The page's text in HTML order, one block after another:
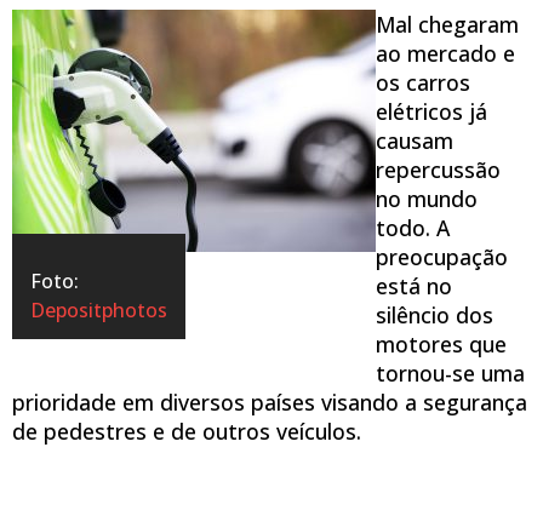
Foto:
Depositphotos
Mal chegaram
ao mercado e
os carros
elétricos já
causam
repercussão
no mundo
todo. A
preocupação
está no
silêncio dos
motores que
tornou-se uma
prioridade em diversos países visando a segurança
de pedestres e de outros veículos.